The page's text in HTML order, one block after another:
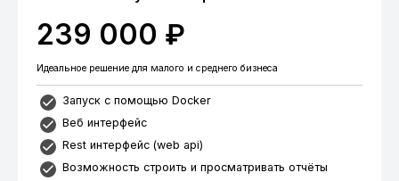
239 000 ₽
Идеальное решение для малого и среднего бизнеса
Запуск с помощью Docker
Веб интерфейс
Rest интерфейс (web api)
Возможность строить и просматривать отчёты